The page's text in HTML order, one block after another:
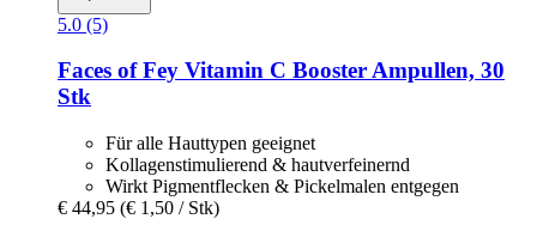
5.0 (5)
Faces of Fey Vitamin C Booster Ampullen, 30
Stk
Für alle Hauttypen geeignet
Kollagenstimulierend & hautverfeinernd
Wirkt Pigmentflecken & Pickelmalen entgegen
€ 44,95 (€ 1,50 / Stk)